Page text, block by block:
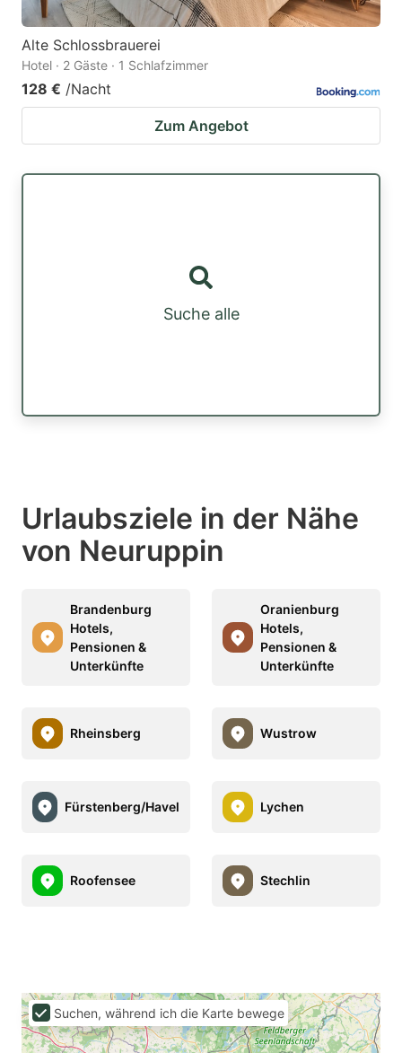
Alte Schlossbrauerei
Hotel · 2 Gäste · 1 Schlafzimmer
128 € /Nacht
Zum Angebot
Suche alle
Urlaubsziele in der Nähe
von Neuruppin
Brandenburg
Hotels,
Pensionen &
Unterkünfte
Oranienburg
Hotels,
Pensionen &
Unterkünfte
Rheinsberg Wustrow
Fürstenberg/Havel Lychen
Roofensee Stechlin
Suchen, während ich die Karte bewege